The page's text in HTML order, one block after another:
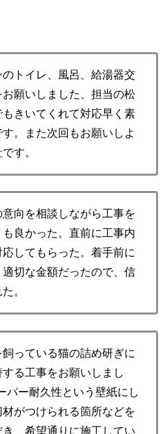
トイレ、風呂、給湯器交
願いしました、担当の松
きいてくれて対応早く素
。また次回もお願いしよ
す。
向を相談しながら工事を
良かった。直前に工事内
してもらった。着手前に
切な金額だったので、信
。
っている猫の詰め研ぎに
る工事をお願いしまし
パー耐久性という壁紙にし
がつけられる箇所などを
、希望通りに施工してい